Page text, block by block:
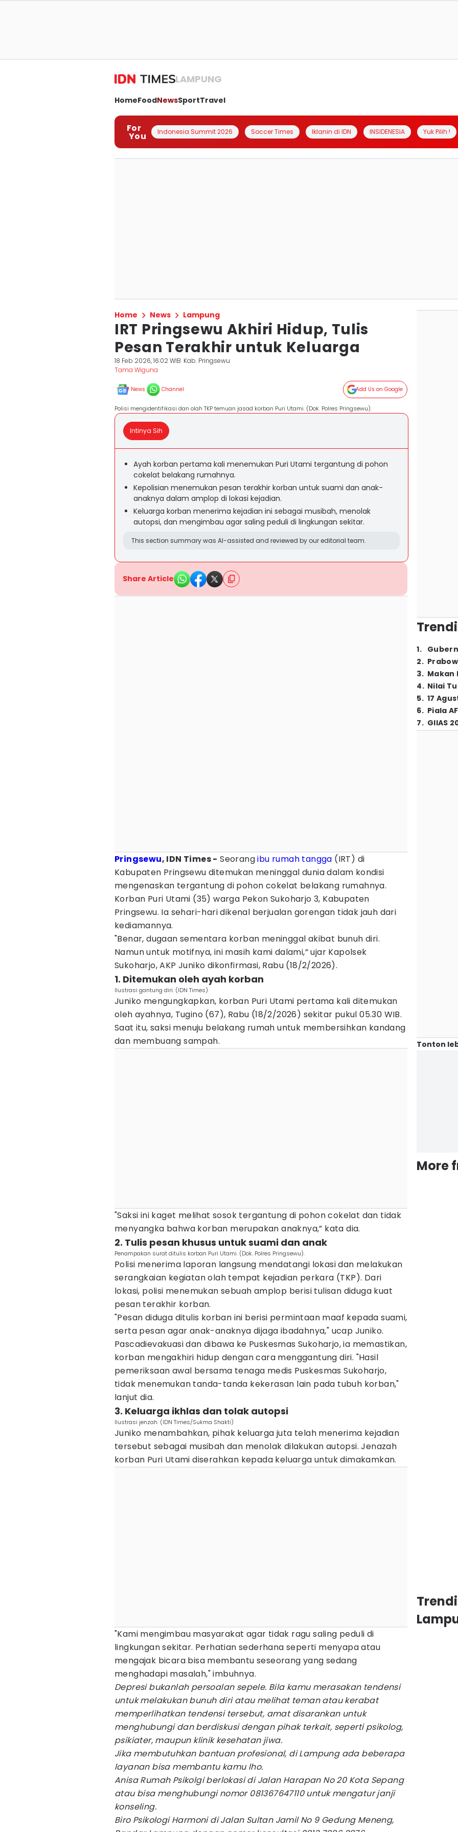
LAMPUNG
HomeFoodNewsSportTravel
For
You Indonesia Summit 2026 Soccer Times Iklanin di IDN INSIDENESIA Yuk Pilih !
Home News Lampung
IRT Pringsewu Akhiri Hidup, Tulis
Pesan Terakhir untuk Keluarga
18 Feb 2026, 16:02 WIB Kab. Pringsewu
Tama Wiguna
News Channel Add Us on Google
Polisi mengidentifikasi dan olah TKP temuan jasad korban Puri Utami. (Dok. Polres Pringsewu).
Intinya Sih
Ayah korban pertama kali menemukan Puri Utami tergantung di pohon
cokelat belakang rumahnya.
Kepolisian menemukan pesan terakhir korban untuk suami dan anak-
anaknya dalam amplop di lokasi kejadian.
Keluarga korban menerima kejadian ini sebagai musibah, menolak
autopsi, dan mengimbau agar saling peduli di lingkungan sekitar.
This section summary was AI-assisted and reviewed by our editorial team.
Share Article
Pringsewu, IDN Times - Seorangibu rumah tangga (IRT) di
Kabupaten Pringsewu ditemukan meninggal dunia dalam kondisi
mengenaskan tergantung di pohon cokelat belakang rumahnya.
Korban Puri Utami (35) warga Pekon Sukoharjo 3, Kabupaten
Pringsewu. Ia sehari-hari dikenal berjualan gorengan tidak jauh dari
kediamannya.
"Benar, dugaan sementara korban meninggal akibat bunuh diri.
Namun untuk motifnya, ini masih kami dalami,” ujar Kapolsek
Sukoharjo, AKP Juniko dikonfirmasi, Rabu (18/2/2026).
1. Ditemukan oleh ayah korban
Ilustrasi gantung diri. (IDN Times)
Juniko mengungkapkan, korban Puri Utami pertama kali ditemukan
oleh ayahnya, Tugino (67), Rabu (18/2/2026) sekitar pukul 05.30 WIB.
Saat itu, saksi menuju belakang rumah untuk membersihkan kandang
dan membuang sampah.
"Saksi ini kaget melihat sosok tergantung di pohon cokelat dan tidak
menyangka bahwa korban merupakan anaknya,” kata dia.
2. Tulis pesan khusus untuk suami dan anak
Penampakan surat ditulis korban Puri Utami. (Dok. Polres Pringsewu).
Polisi menerima laporan langsung mendatangi lokasi dan melakukan
serangkaian kegiatan olah tempat kejadian perkara (TKP). Dari
lokasi, polisi menemukan sebuah amplop berisi tulisan diduga kuat
pesan terakhir korban.
"Pesan diduga ditulis korban ini berisi permintaan maaf kepada suami,
serta pesan agar anak-anaknya dijaga ibadahnya," ucap Juniko.
Pascadievakuasi dan dibawa ke Puskesmas Sukoharjo, ia memastikan,
korban mengakhiri hidup dengan cara menggantung diri. "Hasil
pemeriksaan awal bersama tenaga medis Puskesmas Sukoharjo,
tidak menemukan tanda-tanda kekerasan lain pada tubuh korban,"
lanjut dia.
3. Keluarga ikhlas dan tolak autopsi
Ilustrasi jenzah. (IDN Times/Sukma Shakti)
Juniko menambahkan, pihak keluarga juta telah menerima kejadian
tersebut sebagai musibah dan menolak dilakukan autopsi. Jenazah
korban Puri Utami diserahkan kepada keluarga untuk dimakamkan.
"Kami mengimbau masyarakat agar tidak ragu saling peduli di
lingkungan sekitar. Perhatian sederhana seperti menyapa atau
mengajak bicara bisa membantu seseorang yang sedang
menghadapi masalah," imbuhnya.
Depresi bukanlah persoalan sepele. Bila kamu merasakan tendensi
untuk melakukan bunuh diri atau melihat teman atau kerabat
memperlihatkan tendensi tersebut, amat disarankan untuk
menghubungi dan berdiskusi dengan pihak terkait, seperti psikolog,
psikiater, maupun klinik kesehatan jiwa.
Jika membutuhkan bantuan profesional, di Lampung ada beberapa
layanan bisa membantu kamu lho.
Anisa Rumah Psikolgi berlokasi di Jalan Harapan No 20 Kota Sepang
atau bisa menghubungi nomor 081367647110 untuk mengatur janji
konseling.
Biro Psikologi Harmoni di Jalan Sultan Jamil No 9 Gedung Meneng,
1.
2.
3. Makan
4. Nilai
5. 17
6. Piala
7. GIIAS
Tonton
More